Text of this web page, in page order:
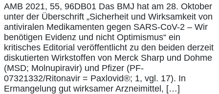
AMB 2021, 55, 96DB01 Das BMJ hat am 28. Oktober
unter der Überschrift „Sicherheit und Wirksamkeit von
antiviralen Medikamenten gegen SARS-CoV-2 – Wir
benötigen Evidenz und nicht Optimismus“ ein
kritisches Editorial veröffentlicht zu den beiden derzeit
diskutierten Wirkstoffen von Merck Sharp und Dohme
(MSD; Molnupiravir) und Pfizer (PF-
07321332/Ritonavir = Paxlovid®; 1, vgl. 17). In
Ermangelung gut wirksamer Arzneimittel, […]